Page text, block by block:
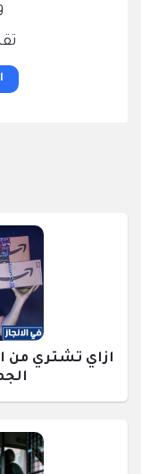
ازاي تشتري من
الجمارك